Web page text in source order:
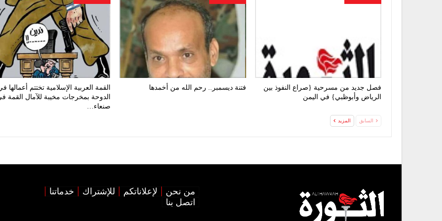
فصل جديد من مسرحية {صراع النفوذ بين
الرياض وأبوظبي} في اليمن
فتنة ديسمبر.. رحم الله من أخمدها
القمة العربية الإسلامية تختتم أعمالها
الدوحة بمخرجات مخيبة للآمال القمة
صنعاء…
السابق المزيد
من نحن لإعلاناتكم للإشتراك
خدماتنا
اتصل بنا